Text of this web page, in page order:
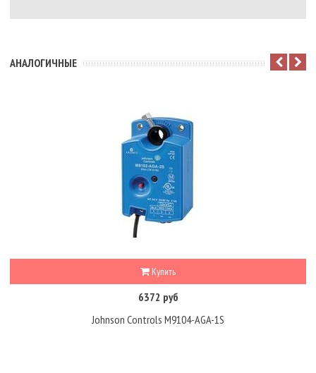
АНАЛОГИЧНЫЕ
Купить
6372 руб
Johnson Controls M9104-AGA-1S